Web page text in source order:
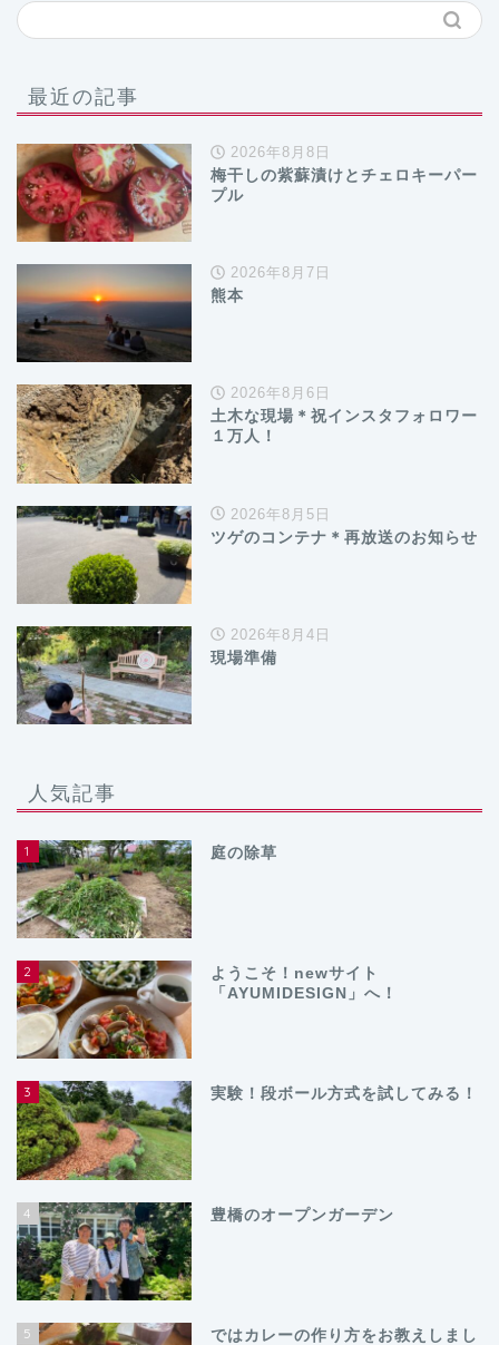
最近の記事
2026年8月8日
梅干しの紫蘇漬けとチェロキーパー
プル
2026年8月7日
熊本
2026年8月6日
土木な現場＊祝インスタフォロワー
１万人！
2026年8月5日
ツゲのコンテナ＊再放送のお知らせ
2026年8月4日
現場準備
人気記事
1 庭の除草
2
ようこそ！newサイト
「AYUMIDESIGN」へ！
3 実験！段ボール方式を試してみる！
4 豊橋のオープンガーデン
5
ではカレーの作り方をお教えしまし